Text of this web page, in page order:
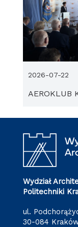
AEROKLUB
2026-07-22
Wydział
Politechniki
ul.
30-084